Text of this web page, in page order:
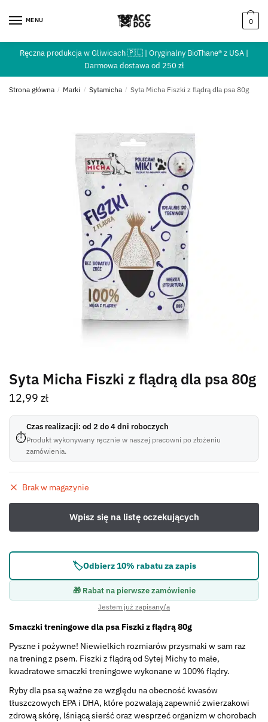
MENU 0
Ręczna produkcja w Gliwicach 🇵🇱 | Oryginalny BioThane® z USA |
Darmowa dostawa od 250 zł
Strona główna / Marki / Sytamicha / Syta Micha Fiszki z flądrą dla psa 80g
Syta Micha Fiszki z flądrą dla psa 80g
12,99 zł
⏱
Czas realizacji: od 2 do 4 dni roboczych
Produkt wykonywany ręcznie w naszej pracowni po złożeniu
zamówienia.
Brak w magazynie
🏷️Odbierz 10% rabatu za zapis
🎁 Rabat na pierwsze zamówienie
Jestem już zapisany/a
Smaczki treningowe dla psa Fiszki z flądrą 80g
Pyszne i pożywne! Niewielkich rozmiarów przysmaki w sam raz
na trening z psem. Fiszki z flądrą od Sytej Michy to małe,
kwadratowe smaczki treningowe wykonane w 100% flądry.
Ryby dla psa są ważne ze względu na obecność kwasów
tłuszczowych EPA i DHA, które pozwalają zapewnić zwierzakowi
zdrową skórę, lśniącą sierść oraz wesprzeć organizm w chorobach